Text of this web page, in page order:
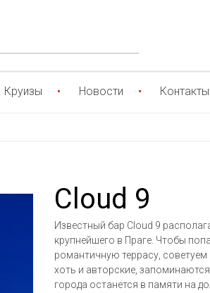
Круизы Новости Контакты
Cloud 9
Известный бар Cloud 9
крупнейшего в Праге. Чтобы
романтичную террасу,
хоть и авторские,
города останется в памяти на